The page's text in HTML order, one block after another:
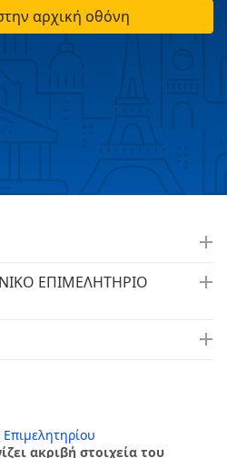
αρχική οθόνη
ΕΠΙΜΕΛΗΤΗΡΙΟ
Επιμελητηρίου
ακριβή στοιχεία του